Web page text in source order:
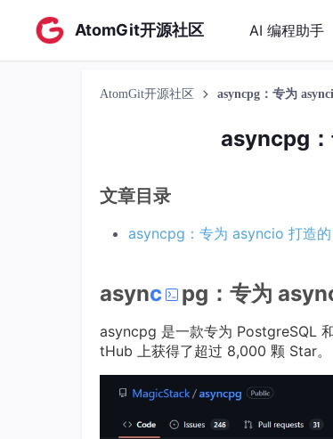
AtomGit开源社区 AI 编程助手
AtomGit开源社区 asyncpg：专为
asyncpg
文章目录
asyncpg：专为 asyncio 打造
async pg：专为
asyncpg 是一款专为 PostgreSQL
tHub 上获得了超过 8,000 颗 Star。